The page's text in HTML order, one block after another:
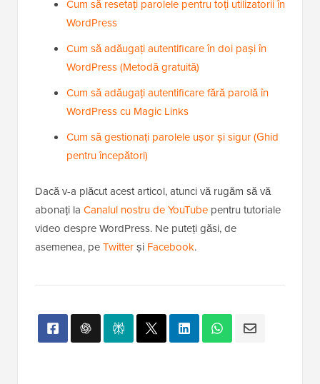
Cum să resetați parolele pentru toți utilizatorii în
WordPress
Cum să adăugați autentificare în doi pași în
WordPress (Metodă gratuită)
Cum să adăugați autentificare fără parolă în
WordPress cu Magic Links
Cum să gestionați parolele ușor și sigur (Ghid
pentru începători)
Dacă v-a plăcut acest articol, atunci vă rugăm să vă
abonați la Canalul nostru de YouTube pentru tutoriale
video despre WordPress. Ne puteți găsi, de
asemenea, peTwitterși Facebook.